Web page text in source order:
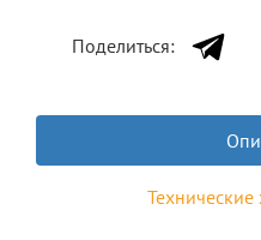
Поделиться:
Технические